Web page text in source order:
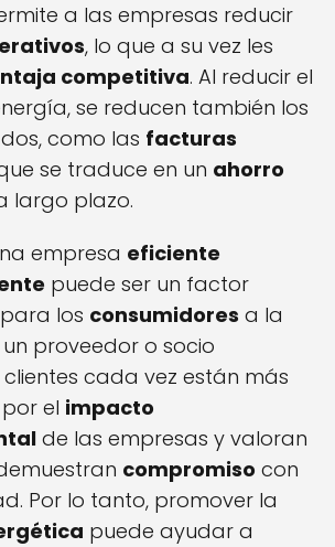
a las empresas reducir
, lo que a su vez les
competitiva. Al reducir el
se reducen también los
como las facturas
se traduce en un ahorro
largo plazo.
empresa eficiente
puede ser un factor
los consumidores a la
proveedor o socio
clientes cada vez están más
el impacto
de las empresas y valoran
compromiso con
Por lo tanto, promover la
puede ayudar a